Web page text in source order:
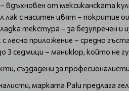
вдъхновен от мексиканската
лак с наситен цвят – покритие
текстура – за безупречен
лесно приложение – средно
3 седмици – маникюр, който не
създадени за професионалисти
марката Palu предлага